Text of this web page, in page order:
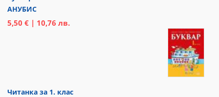
АНУБИС
5,50 € | 10,76 лв.
Читанка за 1. клас